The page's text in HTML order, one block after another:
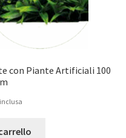
con Piante Artificiali 100